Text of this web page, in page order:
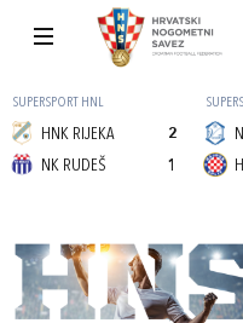
SUPERSPORT HNL
HNK RIJEKA
2
1
NK RUDEŠ